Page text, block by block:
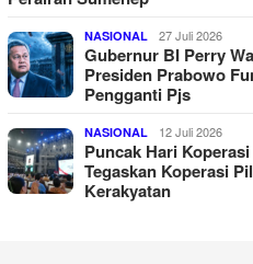
NASIONAL 27 Juli 2026
Gubernur BI Perry
Presiden Prabowo
Pengganti Pjs
NASIONAL 12 Juli 2026
Puncak Hari
Tegaskan Koperasi
Kerakyatan